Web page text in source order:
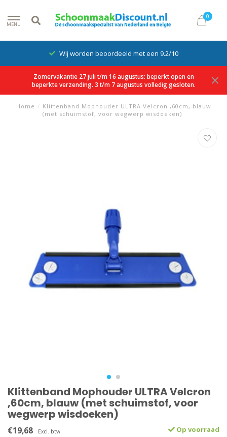
MENU
0
Wij worden beoordeeld met een 9.2/10
Zomervakantie 27 juli t/m 16 augustus: beperkt open en
beperkte verzending. 3 t/m 7 augustus volledig gesloten.
Home / Klittenband Mophouder ULTRA Velcron ,60cm, blauw
(met schuimstof, voor wegwerp wisdoeken)
Klittenband Mophouder ULTRA Velcron
,60cm, blauw (met schuimstof, voor
wegwerp wisdoeken)
€19,68 Excl. btw Op voorraad